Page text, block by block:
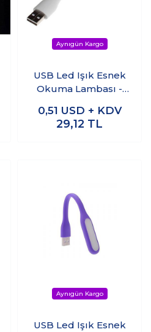
USB Led Işık Esnek
Okuma Lambası -
0,51 USD + KDV
29,12 TL
USB Led Işık Esnek